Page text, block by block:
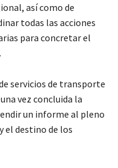
así como de
todas las acciones
para concretar el
servicios de transporte
vez concluida la
un informe al pleno
el destino de los